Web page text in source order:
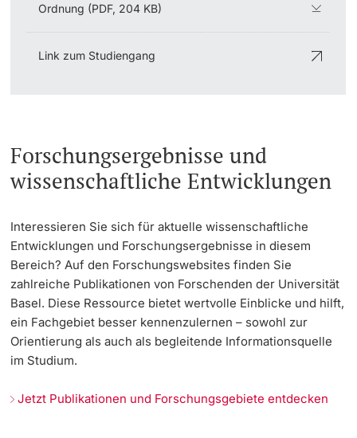
Ordnung (PDF, 204 KB)
Link zum Studiengang
Forschungsergebnisse und
wissenschaftliche Entwicklungen
Interessieren Sie sich für aktuelle wissenschaftliche
Entwicklungen und Forschungsergebnisse in diesem
Bereich? Auf den Forschungswebsites finden Sie
zahlreiche Publikationen von Forschenden der Universität
Basel. Diese Ressource bietet wertvolle Einblicke und hilft,
ein Fachgebiet besser kennenzulernen – sowohl zur
Orientierung als auch als begleitende Informationsquelle
im Studium.
Jetzt Publikationen und Forschungsgebiete entdecken